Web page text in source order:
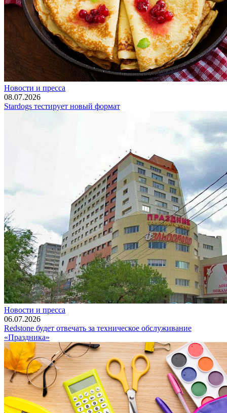
Новости и пресса
08.07.2026
Stardogs тестирует новый формат
Новости и пресса
06.07.2026
Redstone будет отвечать за техническое обслуживание
«Праздника»